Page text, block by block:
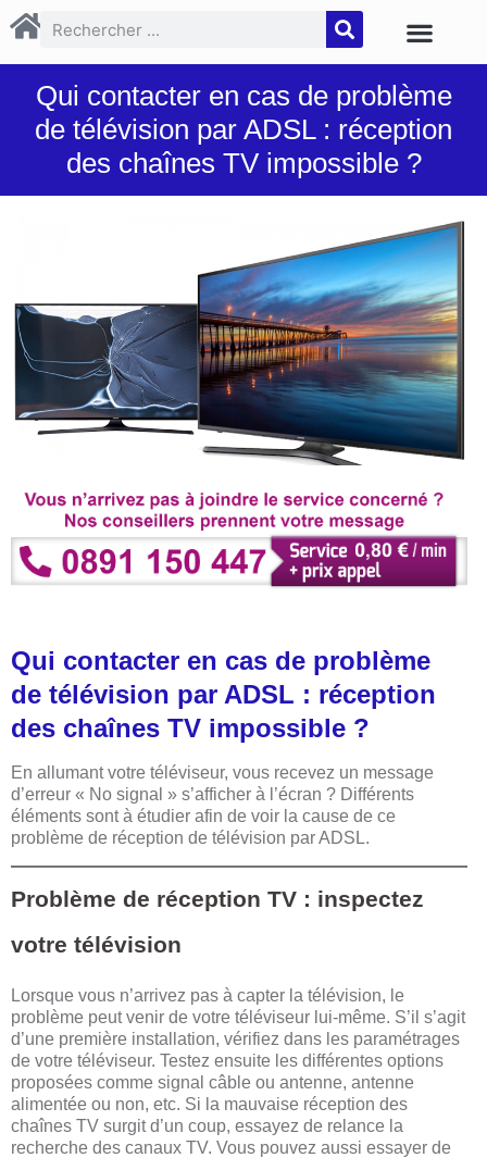
Qui contacter en cas de problème
de télévision par ADSL : réception
des chaînes TV impossible ?
Qui contacter en cas de problème
de télévision par ADSL : réception
des chaînes TV impossible ?
En allumant votre téléviseur, vous recevez un message
d’erreur « No signal » s’afficher à l’écran ? Différents
éléments sont à étudier afin de voir la cause de ce
problème de réception de télévision par ADSL.
Problème de réception TV : inspectez
votre télévision
Lorsque vous n’arrivez pas à capter la télévision, le
problème peut venir de votre téléviseur lui-même. S’il s’agit
d’une première installation, vérifiez dans les paramétrages
de votre téléviseur. Testez ensuite les différentes options
proposées comme signal câble ou antenne, antenne
alimentée ou non, etc. Si la mauvaise réception des
chaînes TV surgit d’un coup, essayez de relance la
recherche des canaux TV. Vous pouvez aussi essayer de